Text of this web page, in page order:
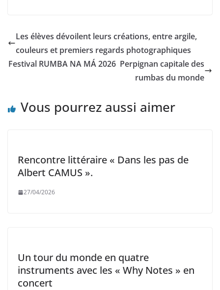
Les élèves dévoilent leurs créations, entre argile,
couleurs et premiers regards photographiques
Festival RUMBA NA MÁ 2026 Perpignan capitale des
rumbas du monde
Vous pourrez aussi aimer
Rencontre littéraire « Dans les pas de
Albert CAMUS ».
27/04/2026
Un tour du monde en quatre
instruments avec les « Why Notes » en
concert